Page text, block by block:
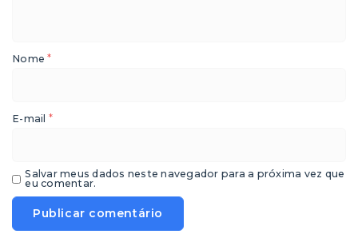
Nome*
E-mail *
Salvar meus dados neste navegador para a próxima vez que
eu comentar.